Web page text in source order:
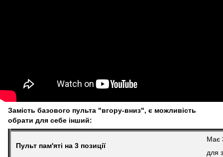
Замість базового пульта "вгору-вниз", є можливість
обрати для себе інший:
Пульт пам'яті на 3 позиції
Має
для